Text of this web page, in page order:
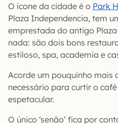
O ícone da cidade é o Park
Plaza Independencia, tem
emprestada do antigo
nada: são dois bons
estiloso, spa, academia e
Acorde um pouquinho mais
necessário para curtir o
espetacular.
O único ‘senão’ fica por